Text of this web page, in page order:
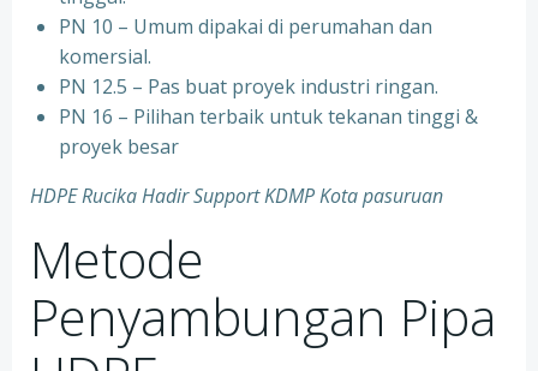
PN 10 – Umum dipakai di perumahan dan
komersial.
PN 12.5 – Pas buat proyek industri ringan.
PN 16 – Pilihan terbaik untuk tekanan tinggi &
proyek besar
HDPE Rucika Hadir Support KDMP Kota pasuruan
Metode
Penyambungan Pipa